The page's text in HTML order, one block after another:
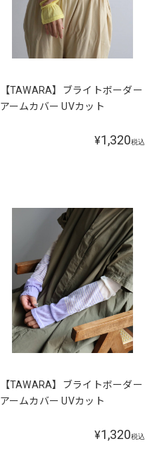
【TAWARA】ブライトボーダー
アームカバー UVカット
¥1,320税込
【TAWARA】ブライトボーダー
アームカバー UVカット
¥1,320税込